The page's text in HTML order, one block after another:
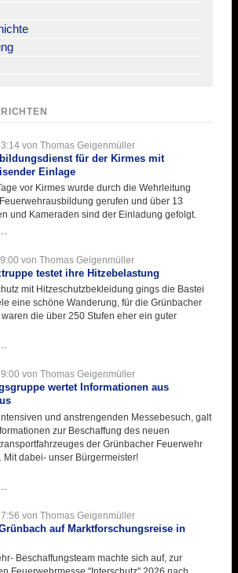
von Thomas Geigenmüller
für der Kirmes mit
Einlage
vor Kirmes wurde durch die Wehrleitung
gerufen und über 13
und Kameraden sind der Einladung gefolgt.
für
der
Kirmes
mit
zukunftsweisender
von Thomas Geigenmüller
testet ihre Hitzebelastung
mit Hitzeschutzbekleidung gings die Bastei
eine schöne Wanderung, für die Grünbacher
waren die über 250 Stufen eher ein guter
ihre
Hitzebelastung
von Thomas Geigenmüller
wertet Informationen aus
und anstrengenden Messebesuch, galt
zur Beschaffung des neuen
der Grünbacher Feuerwehr
Mit dabei- unser Bürgermeister!
Informationen
aus
aus
von Thomas Geigenmüller
auf Marktforschungsreise in
Beschaffungsteam machte sich auf, zur